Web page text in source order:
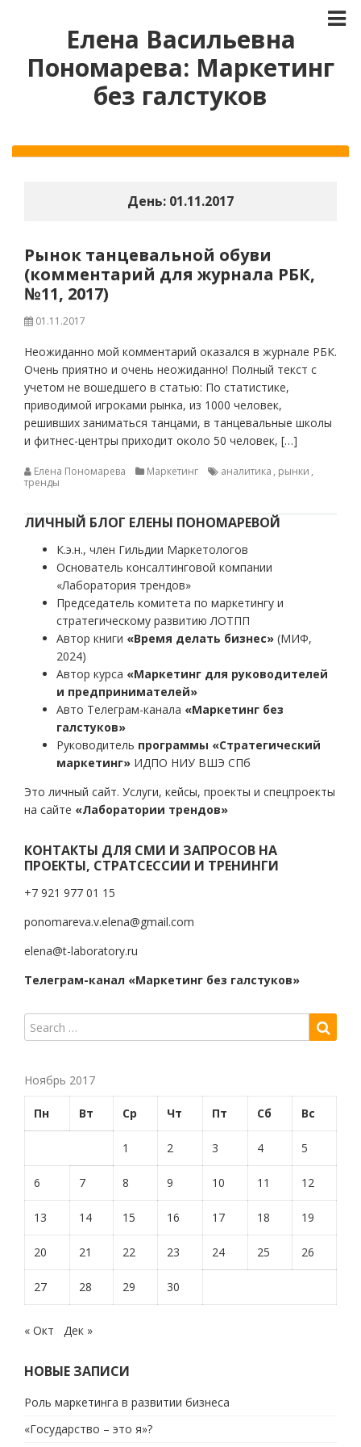
Елена Васильевна
Пономарева: Маркетинг
без галстуков
День: 01.11.2017
Рынок танцевальной обуви
(комментарий для журнала РБК,
№11, 2017)
01.11.2017
Неожиданно мой комментарий оказался в журнале РБК.
Очень приятно и очень неожиданно! Полный текст с
учетом не вошедшего в статью: По статистике,
приводимой игроками рынка, из 1000 человек,
решивших заниматься танцами, в танцевальные школы
и фитнес-центры приходит около 50 человек, […]
Елена Пономарева Маркетинг аналитика , рынки ,
тренды
ЛИЧНЫЙ БЛОГ ЕЛЕНЫ ПОНОМАРЕВОЙ
К.э.н., член Гильдии Маркетологов
Основатель консалтинговой компании
«Лаборатория трендов»
Председатель комитета по маркетингу и
стратегическому развитию ЛОТПП
Автор книги «Время делать бизнес» (МИФ,
2024)
Автор курса «Маркетинг для руководителей
и предпринимателей»
Авто Телеграм-канала «Маркетинг без
галстуков»
Руководитель программы «Стратегический
маркетинг» ИДПО НИУ ВШЭ СПб
Это личный сайт. Услуги, кейсы, проекты и спецпроекты
на сайте «Лаборатории трендов»
КОНТАКТЫ ДЛЯ СМИ И ЗАПРОСОВ НА
ПРОЕКТЫ, СТРАТСЕССИИ И ТРЕНИНГИ
+7 921 977 01 15
ponomareva.v.elena@gmail.com
elena@t-laboratory.ru
Телеграм-канал «Маркетинг без галстуков»
Ноябрь 2017
Пн Вт Ср Чт Пт Сб Вс
1 2 3 4 5
6 7 8 9 10 11 12
13 14 15 16 17 18 19
20 21 22 23 24 25 26
27 28 29 30
« Окт Дек »
НОВЫЕ ЗАПИСИ
Роль маркетинга в развитии бизнеса
«Государство – это я»?